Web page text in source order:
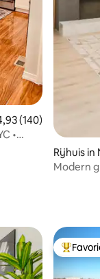
(140)
•
Rijhuis in
Modern
13+